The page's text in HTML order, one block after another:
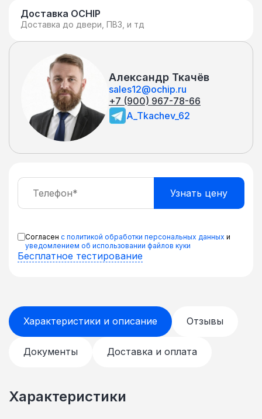
Доставка OCHIP
Доставка до двери, ПВЗ, и тд
Александр Ткачёв
sales12@ochip.ru
+7 (900) 967-78-66
A_Tkachev_62
Согласен с политикой обработки персональных данных и
уведомлением об использовании файлов куки
Бесплатное тестирование
Характеристики и описание Отзывы
Документы Доставка и оплата
Характеристики